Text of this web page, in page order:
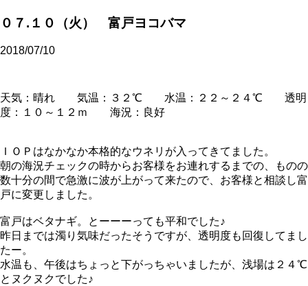
０７.１０（火） 富戸ヨコバマ
2018/07/10
天気：晴れ 気温：３２℃ 水温：２２～２４℃ 透明
度：１０～１２ｍ 海況：良好
ＩＯＰはなかなか本格的なウネリが入ってきてました。
朝の海況チェックの時からお客様をお連れするまでの、ものの
数十分の間で急激に波が上がって来たので、お客様と相談し富
戸に変更しました。
富戸はベタナギ。とーーーっても平和でした♪
昨日までは濁り気味だったそうですが、透明度も回復してまし
たー。
水温も、午後はちょっと下がっちゃいましたが、浅場は２４℃
とヌクヌクでした♪